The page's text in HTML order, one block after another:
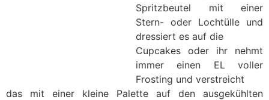
Spritzbeutel mit einer
Stern- oder Lochtülle und
dressiert es auf die
Cupcakes oder ihr nehmt
immer einen EL voller
Frosting und verstreicht
das mit einer kleine Palette auf den ausgekühlten